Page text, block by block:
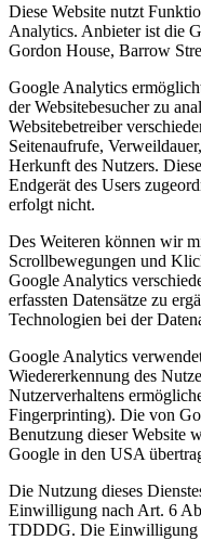
Diese Website nutzt
Analytics. Anbieter ist die
Gordon House, Barrow
Google Analytics
der Websitebesucher zu
Websitebetreiber
Seitenaufrufe,
Herkunft des Nutzers.
Endgerät des Users
erfolgt nicht.
Des Weiteren können wir
Scrollbewegungen und
Google Analytics
erfassten Datensätze zu
Technologien bei der
Google Analytics
Wiedererkennung des
Nutzerverhaltens
Fingerprinting). Die von
Benutzung dieser Website
Google in den USA
Die Nutzung dieses
Einwilligung nach Art. 6
TDDDG. Die Einwilligung